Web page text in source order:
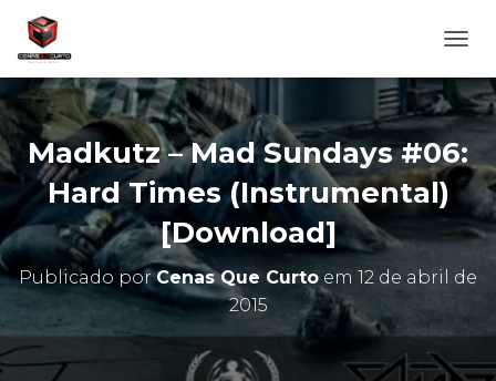
L
T
E
R
N
A
N
A
V
E
Ã
Madkutz – Mad Sundays #06:
Hard Times (Instrumental)
[Download]
Publicado porCenas Que Curto em 12 de abril de
2015